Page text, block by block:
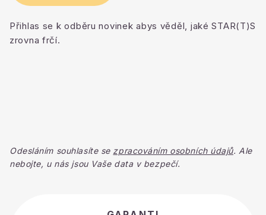
Přihlas se k odběru novinek abys věděl, jaké STAR(T)S
zrovna frčí.
Odesláním souhlasíte se zpracováním osobních údajů. Ale
nebojte, u nás jsou Vaše data v bezpečí.